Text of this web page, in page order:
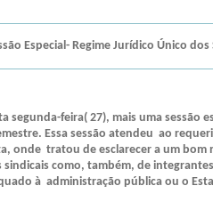
Especial- Regime Jurídico Único
segunda-feira( 27), mais uma sessão
Essa sessão atendeu ao
onde tratou de esclarecer a um bom
como, também, de
à administração pública ou o